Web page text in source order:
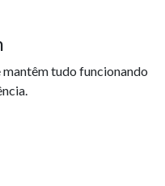
mantêm tudo funcionando